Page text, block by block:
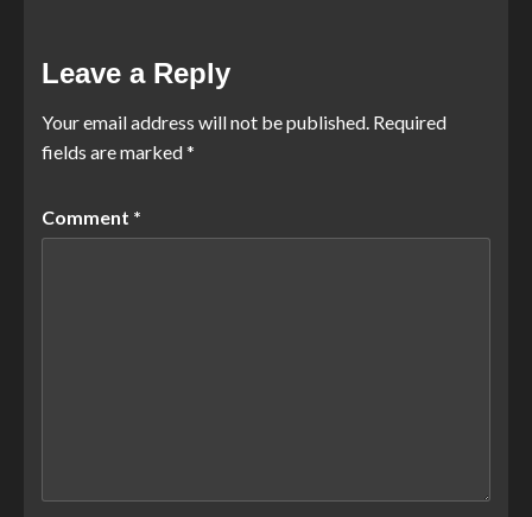
Leave a Reply
Your email address will not be published. Required
fields are marked*
Comment *